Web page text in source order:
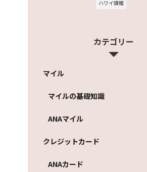
ハワイ情報
カテゴリー
マイル
マイルの基礎知識
ANAマイル
クレジットカード
ANAカード